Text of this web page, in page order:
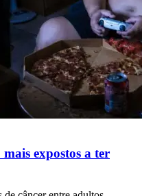
mais expostos a ter